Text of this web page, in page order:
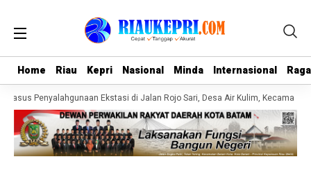
Home Riau Kepri Nasional Minda Internasional
Home Riau Kepri Nasional Minda Internasional
Penyalahgunaan Ekstasi di Jalan Rojo Sari, Desa Air Kulim, Kecamatan